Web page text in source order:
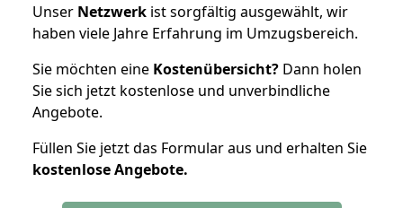
Unser Netzwerk ist sorgfältig ausgewählt, wir
haben viele Jahre Erfahrung im Umzugsbereich.
Sie möchten eine Kostenübersicht? Dann holen
Sie sich jetzt kostenlose und unverbindliche
Angebote.
Füllen Sie jetzt das Formular aus und erhalten Sie
kostenloseAngebote.